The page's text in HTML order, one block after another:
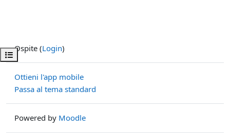
Apri indice del corso
Ospite (Login)
Ottieni l'app mobile
Passa al tema standard
Powered by Moodle